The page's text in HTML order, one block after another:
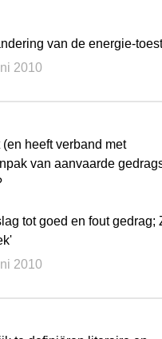
van de energie-
2010
heeft verband met
van aanvaarde
tot goed en fout gedrag;
2010